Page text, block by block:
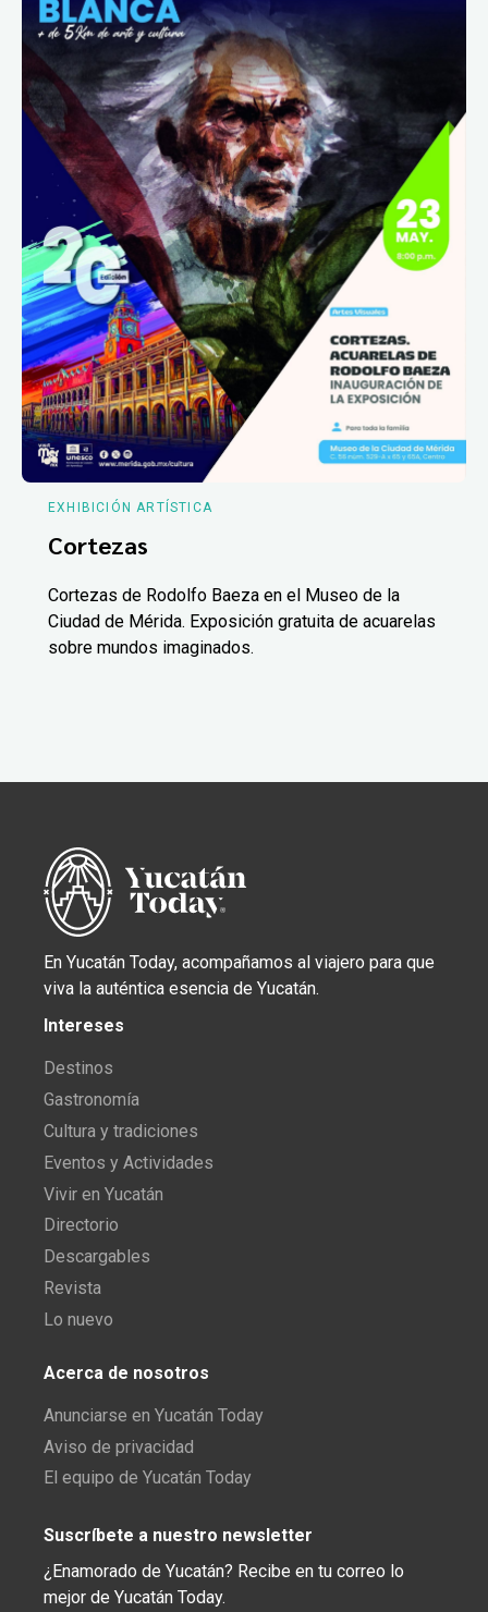
EXHIBICIÓN ARTÍSTICA
Cortezas
Cortezas de Rodolfo Baeza en el Museo de la
Ciudad de Mérida. Exposición gratuita de acuarelas
sobre mundos imaginados.
En Yucatán Today, acompañamos al viajero para que
viva la auténtica esencia de Yucatán.
Intereses
Destinos
Gastronomía
Cultura y tradiciones
Eventos y Actividades
Vivir en Yucatán
Directorio
Descargables
Revista
Lo nuevo
Acerca de nosotros
Anunciarse en Yucatán Today
Aviso de privacidad
El equipo de Yucatán Today
Suscríbete a nuestro newsletter
¿Enamorado de Yucatán? Recibe en tu correo lo
mejor de Yucatán Today.